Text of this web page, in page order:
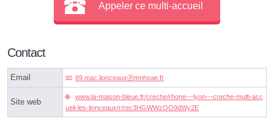
Appeler ce multi-accueil
Contact
Email 69.mac.lionceauxⓐmnhsae.fr
Site web
www.la-maison-bleue.fr/creche/rhone---lyon---creche-multi-acc
ueil-les-lionceaux/r/rec3HGWWzOO9dWy2E